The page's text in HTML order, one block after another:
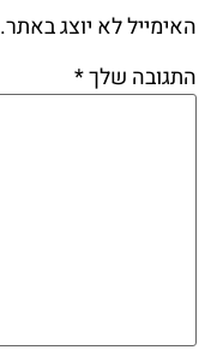
האימייל לא יוצג באתר.
התגובה שלך*